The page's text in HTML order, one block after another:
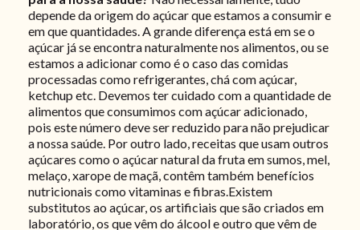
depende da origem do açúcar que estamos a consumir e
em que quantidades. A grande diferença está em se o
açúcar já se encontra naturalmente nos alimentos, ou se
estamos a adicionar como é o caso das comidas
processadas como refrigerantes, chá com açúcar,
ketchup etc. Devemos ter cuidado com a quantidade de
alimentos que consumimos com açúcar adicionado,
pois este número deve ser reduzido para não prejudicar
a nossa saúde. Por outro lado, receitas que usam outros
açúcares como o açúcar natural da fruta em sumos, mel,
melaço, xarope de maçã, contêm também benefícios
nutricionais como vitaminas e fibras.Existem
substitutos ao açúcar, os artificiais que são criados em
laboratório, os que vêm do álcool e outro que vêm de